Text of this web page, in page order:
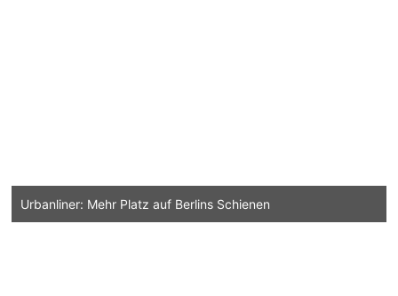
Urbanliner: Mehr Platz auf Berlins Schienen